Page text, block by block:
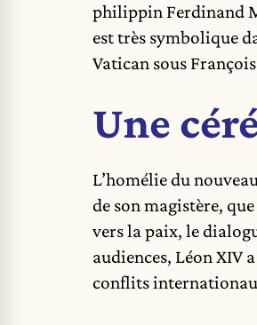
philippin Ferdinand
est très symbolique
Vatican sous
Une
L’homélie du
de son magistère,
vers la paix, le
audiences, Léon XIV
conflits